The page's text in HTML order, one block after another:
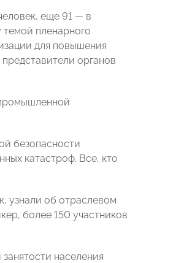
еще 91 — в
темой пленарного
для повышения
органов
безопасности
катастроф. Все, кто
узнали об отраслевом
более 150 участников
населения